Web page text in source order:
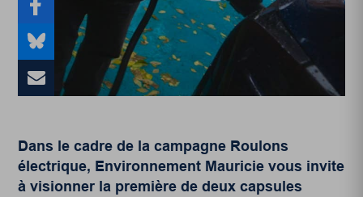
Dans le cadre de la campagne Roulons
électrique, Environnement Mauricie vous invite
à visionner la première de deux capsules